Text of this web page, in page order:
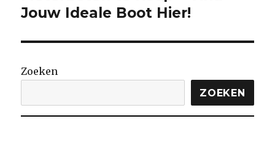
Jouw Ideale Boot Hier!
Zoeken
ZOEKEN